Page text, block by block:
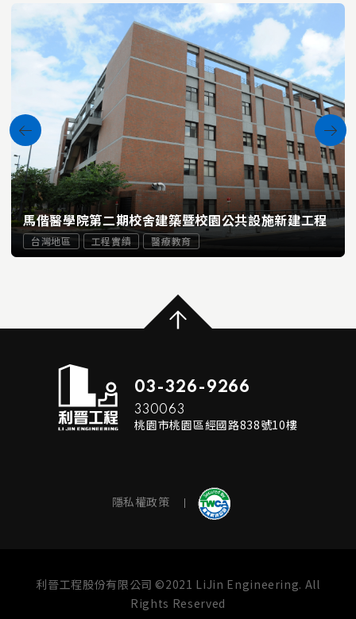
馬偕醫學院第二期校舍建築暨校園公共設施新建工程
台灣地區 工程實績 醫療教育
03-326-9266
330063
桃園市桃園區經國路838號10樓
隱私權政策
利晉工程股份有限公司 ©2021 LiJin Engineering. All
Rights Reserved